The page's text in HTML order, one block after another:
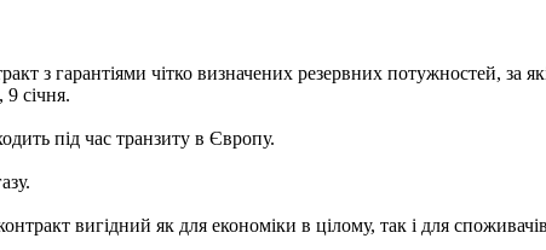
з гарантіями чітко визначених резервних потужностей, за
січня.
під час транзиту в Європу.
вигідний як для економіки в цілому, так і для